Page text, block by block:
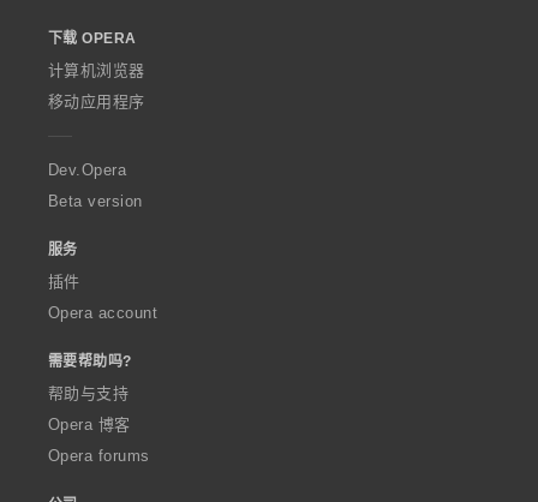
w
O
p
e
a
下载 OPERA
计算机浏览器
移动应用程序
Dev.Opera
Beta version
服务
插件
Opera account
需要帮助吗?
帮助与支持
Opera 博客
Opera forums